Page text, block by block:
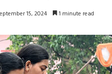
15, 2024 1 minute read